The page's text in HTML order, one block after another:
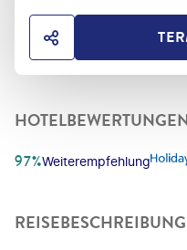
HOTEL TEILEN
Weiterempfehlung
97%
REISEBESCHREIBUNG